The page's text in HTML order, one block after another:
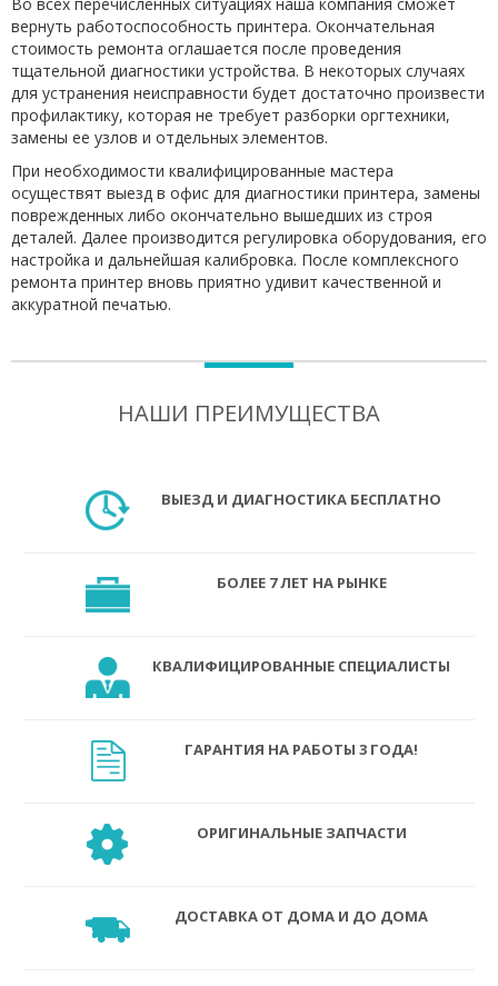
вернуть работоспособность принтера. Окончательная
стоимость ремонта оглашается после проведения
тщательной диагностики устройства. В некоторых случаях
для устранения неисправности будет достаточно произвести
профилактику, которая не требует разборки оргтехники,
замены ее узлов и отдельных элементов.
При необходимости квалифицированные мастера
осуществят выезд в офис для диагностики принтера, замены
поврежденных либо окончательно вышедших из строя
деталей. Далее производится регулировка оборудования, его
настройка и дальнейшая калибровка. После комплексного
ремонта принтер вновь приятно удивит качественной и
аккуратной печатью.
НАШИ ПРЕИМУЩЕСТВА
ВЫЕЗД И ДИАГНОСТИКА БЕСПЛАТНО
БОЛЕЕ 7 ЛЕТ НА РЫНКЕ
КВАЛИФИЦИРОВАННЫЕ СПЕЦИАЛИСТЫ
ГАРАНТИЯ НА РАБОТЫ 3 ГОДА!
ОРИГИНАЛЬНЫЕ ЗАПЧАСТИ
ДОСТАВКА ОТ ДОМА И ДО ДОМА